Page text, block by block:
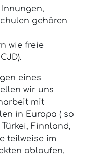
Innungen,
gehören
wie freie
eines
wir uns
mit
in Europa ( so
Finnland,
teilweise im
ablaufen.